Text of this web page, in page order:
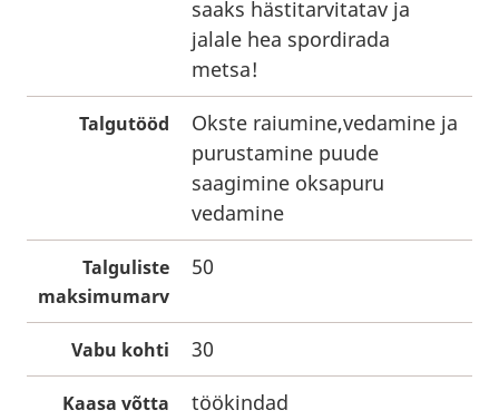
saaks hästitarvitatav ja
jalale hea spordirada
metsa!
Talgutööd
Okste raiumine,vedamine ja
purustamine puude
saagimine oksapuru
vedamine
Talguliste
maksimumarv
50
Vabu kohti 30
Kaasa võtta töökindad